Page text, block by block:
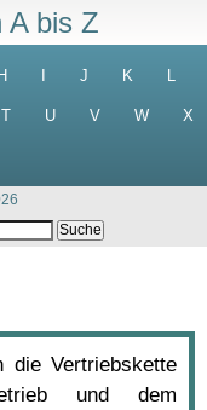
A bis Z
H J K L
T U V W X
die Vertriebskette
und dem